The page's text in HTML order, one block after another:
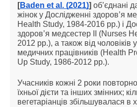
[Baden et al. (2021)] об’єднані
жінок у Дослідженні здоров’я
Health Study, 1984-2016 рр.) і
здоров’я медсестер II (Nurses
2012 рр.), а також від чоловіків
медичних працівників (Health
Up Study, 1986-2012 рр.).
Учасників кожні 2 роки
їхньої дієти та інших змінних;
вегетаріанців збільшувалася в